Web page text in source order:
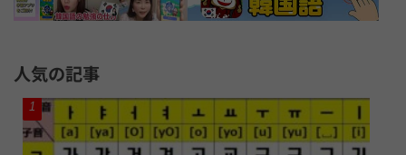
人気の記事